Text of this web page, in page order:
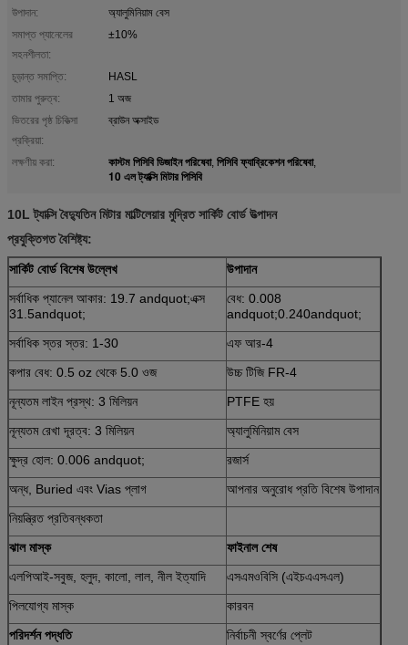
উপাদান:
অ্যালুমিনিয়াম বেস
সমাপ্ত প্যানেলের
সহনশীলতা:
±10%
চূড়ান্ত সমাপ্তি:
HASL
তামার পুরুত্ব:
1 অজ
ভিতরের পৃষ্ঠ চিকিত্সা
প্রক্রিয়া:
ব্রাউন অক্সাইড
লক্ষণীয় করা: কাস্টম পিসিবি ডিজাইন পরিষেবা, পিসিবি ফ্যাব্রিকেশন পরিষেবা,
10 এল ট্যাক্সি মিটার পিসিবি
10L ট্যাক্সি বৈদ্যুতিন মিটার মাল্টিলেয়ার মুদ্রিত সার্কিট বোর্ড উত্পাদন
প্রযুক্তিগত বৈশিষ্ট্য:
সার্কিট বোর্ড বিশেষ উল্লেখ
উপাদান
সর্বাধিক প্যানেল আকার: 19.7 andquot;এক্স
31.5andquot;
বেধ: 0.008
andquot;0.240andquot;
সর্বাধিক স্তর স্তর: 1-30
এফ আর-4
কপার বেধ: 0.5 oz থেকে 5.0 ওজ
উচ্চ টিজি FR-4
নূন্যতম লাইন প্রস্থ: 3 মিলিয়ন
PTFE হয়
নূন্যতম রেখা দূরত্ব: 3 মিলিয়ন
অ্যালুমিনিয়াম বেস
ক্ষুদ্র হোল: 0.006 andquot;
রজার্স
অন্ধ, Buried এবং Vias প্লাগ
আপনার অনুরোধ প্রতি বিশেষ উপাদান
নিয়ন্ত্রিত প্রতিবন্ধকতা
ঝাল মাস্ক
ফাইনাল শেষ
এলপিআই-সবুজ, হলুদ, কালো, লাল, নীল ইত্যাদি
এসএমওবিসি (এইচএএসএল)
পিলযোগ্য মাস্ক
কারবন
পরিদর্শন পদ্ধতি
নির্বাচনী স্বর্ণের প্লেট